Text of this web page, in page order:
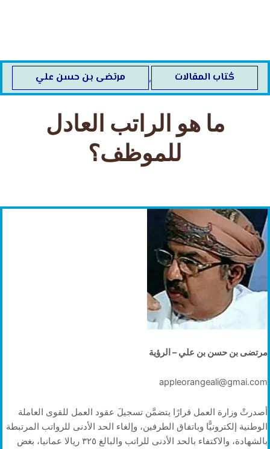
كُتاب المقالات , مرتضى بن حسن علي
ما هو الراتب العادل
للموظف؟
مرتضى بن حسن بن علي – الرؤية
appleorangeali@gmai.com
أصدرتْ وزارة العمل قرارًا يتضمَّن تسجيلَ عقود العمل للقوى العاملة
الوطنية إلكترونيًّا وباتفاق الطرفين، وإلغاء الحد الأدنى للرواتب المرتبطة
بالشهادة، والاكتفاء بالحد الأدنى للراتب والبالغ ٣٢٥ ريالا عمانيا، بغض